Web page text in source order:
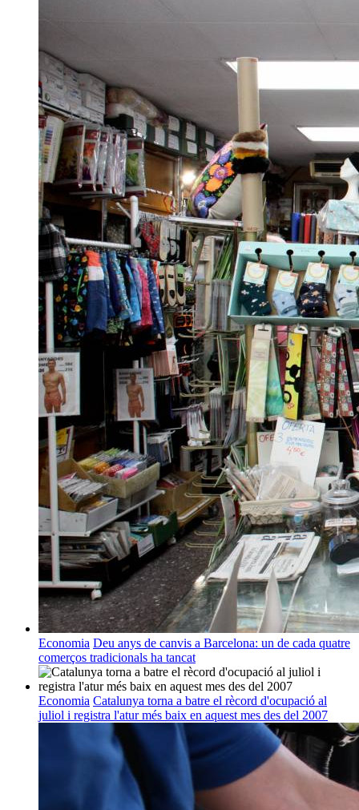
Economia Deu anys de canvis a Barcelona: un de cada quatre
comerços tradicionals ha tancat
Economia Catalunya torna a batre el rècord d'ocupació al
juliol i registra l'atur més baix en aquest mes des del 2007